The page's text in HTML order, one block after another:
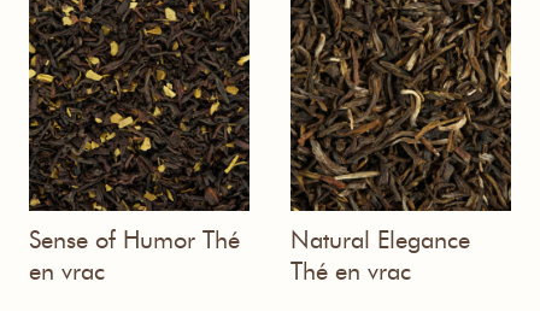
Sense of Humor Thé
en vrac
Natural Elegance
Thé en vrac